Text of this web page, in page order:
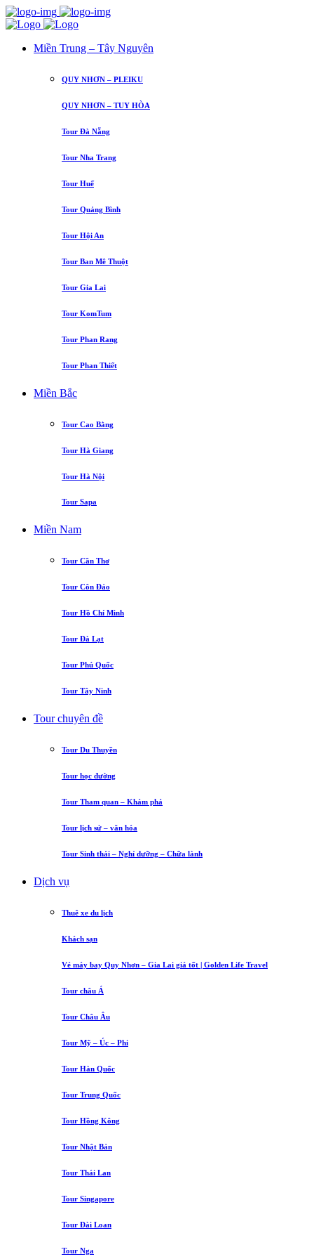
Miền Trung – Tây Nguyên
QUY NHƠN – PLEIKU
QUY NHƠN – TUY HÒA
Tour Đà Nẵng
Tour Nha Trang
Tour Huế
Tour Quảng Bình
Tour Hội An
Tour Ban Mê Thuột
Tour Gia Lai
Tour KomTum
Tour Phan Rang
Tour Phan Thiết
Miền Bắc
Tour Cao Bằng
Tour Hà Giang
Tour Hà Nội
Tour Sapa
Miền Nam
Tour Cần Thơ
Tour Côn Đảo
Tour Hồ Chí Minh
Tour Đà Lạt
Tour Phú Quốc
Tour Tây Ninh
Tour chuyên đề
Tour Du Thuyền
Tour học đường
Tour Tham quan – Khám phá
Tour lịch sử – văn hóa
Tour Sinh thái – Nghỉ dưỡng – Chữa lành
Dịch vụ
Thuê xe du lịch
Khách sạn
Vé máy bay Quy Nhơn – Gia Lai giá tốt | Golden Life Travel
Tour châu Á
Tour Châu Âu
Tour Mỹ – Úc – Phi
Tour Hàn Quốc
Tour Trung Quốc
Tour Hồng Kông
Tour Nhật Bản
Tour Thái Lan
Tour Singapore
Tour Đài Loan
Tour Nga